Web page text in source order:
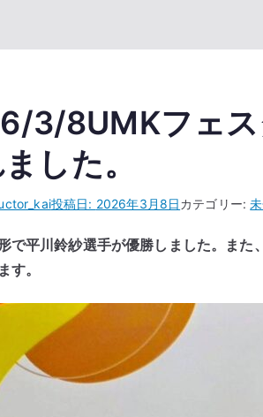
3/8UMKフェス
した。
投稿日: 2026年3月8日カテゴリー:
で平川鈴紗選手が優勝しました。ま
す。